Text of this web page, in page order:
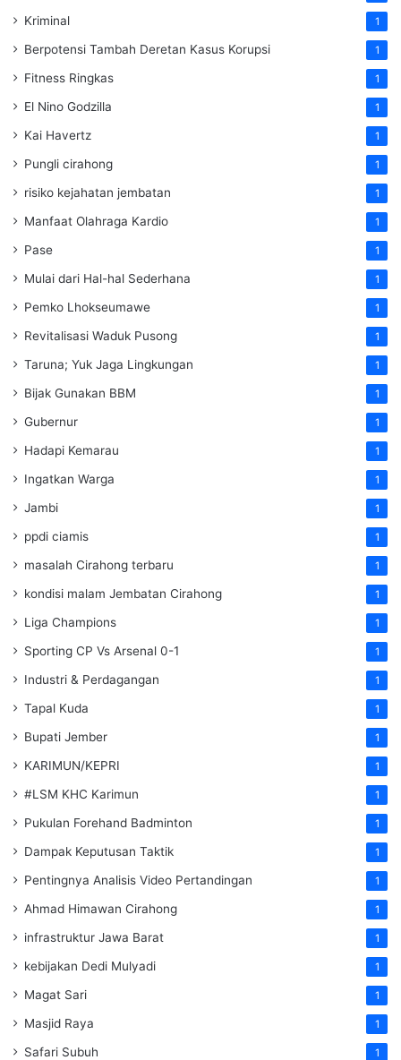
Kriminal 1
Berpotensi Tambah Deretan Kasus Korupsi 1
Fitness Ringkas 1
El Nino Godzilla 1
Kai Havertz 1
Pungli cirahong 1
risiko kejahatan jembatan 1
Manfaat Olahraga Kardio 1
Pase 1
Mulai dari Hal-hal Sederhana 1
Pemko Lhokseumawe 1
Revitalisasi Waduk Pusong 1
Taruna; Yuk Jaga Lingkungan 1
Bijak Gunakan BBM 1
Gubernur 1
Hadapi Kemarau 1
Ingatkan Warga 1
Jambi 1
ppdi ciamis 1
masalah Cirahong terbaru 1
kondisi malam Jembatan Cirahong 1
Liga Champions 1
Sporting CP Vs Arsenal 0-1 1
Industri & Perdagangan 1
Tapal Kuda 1
Bupati Jember 1
KARIMUN/KEPRI 1
#LSM KHC Karimun 1
Pukulan Forehand Badminton 1
Dampak Keputusan Taktik 1
Pentingnya Analisis Video Pertandingan 1
Ahmad Himawan Cirahong 1
infrastruktur Jawa Barat 1
kebijakan Dedi Mulyadi 1
Magat Sari 1
Masjid Raya 1
Safari Subuh 1